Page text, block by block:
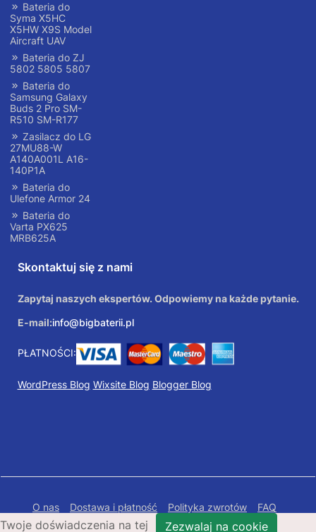
Bateria do
Syma X5HC
X5HW X9S Model
Aircraft UAV
Bateria do ZJ
5802 5805 5807
Bateria do
Samsung Galaxy
Buds 2 Pro SM-
R510 SM-R177
Zasilacz do LG
27MU88-W
A140A001L A16-
140P1A
Bateria do
Ulefone Armor 24
Bateria do
Varta PX625
MRB625A
Skontaktuj się z nami
Zapytaj naszych ekspertów. Odpowiemy na każde pytanie.
E-mail:info@bigbaterii.pl
PŁATNOŚCI:
WordPress Blog Wixsite Blog Blogger Blog
O nas Dostawa i płatność Polityka zwrotów
FAQ
Polityka prywatności
Mapa Strony
Twoje doświadczenia na tej Zezwalaj na cookie